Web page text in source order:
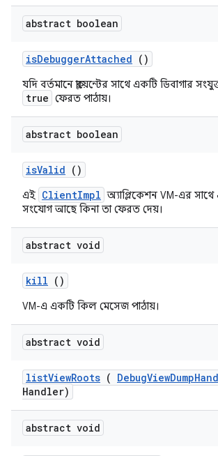
abstract boolean
isDebuggerAttached ()
যদি বর্তমানে ক্লায়েন্টের সাথে একটি ডিবাগার
true ফেরত পাঠায়।
abstract boolean
isValid ()
এই ClientImpl অ্যাপ্লিকেশন VM-এর
সংযোগ আছে কিনা তা ফেরত দেয়।
abstract void
kill ()
VM-এ একটি কিল মেসেজ পাঠায়।
abstract void
listViewRoots ( DebugViewDump
Handler)
abstract void